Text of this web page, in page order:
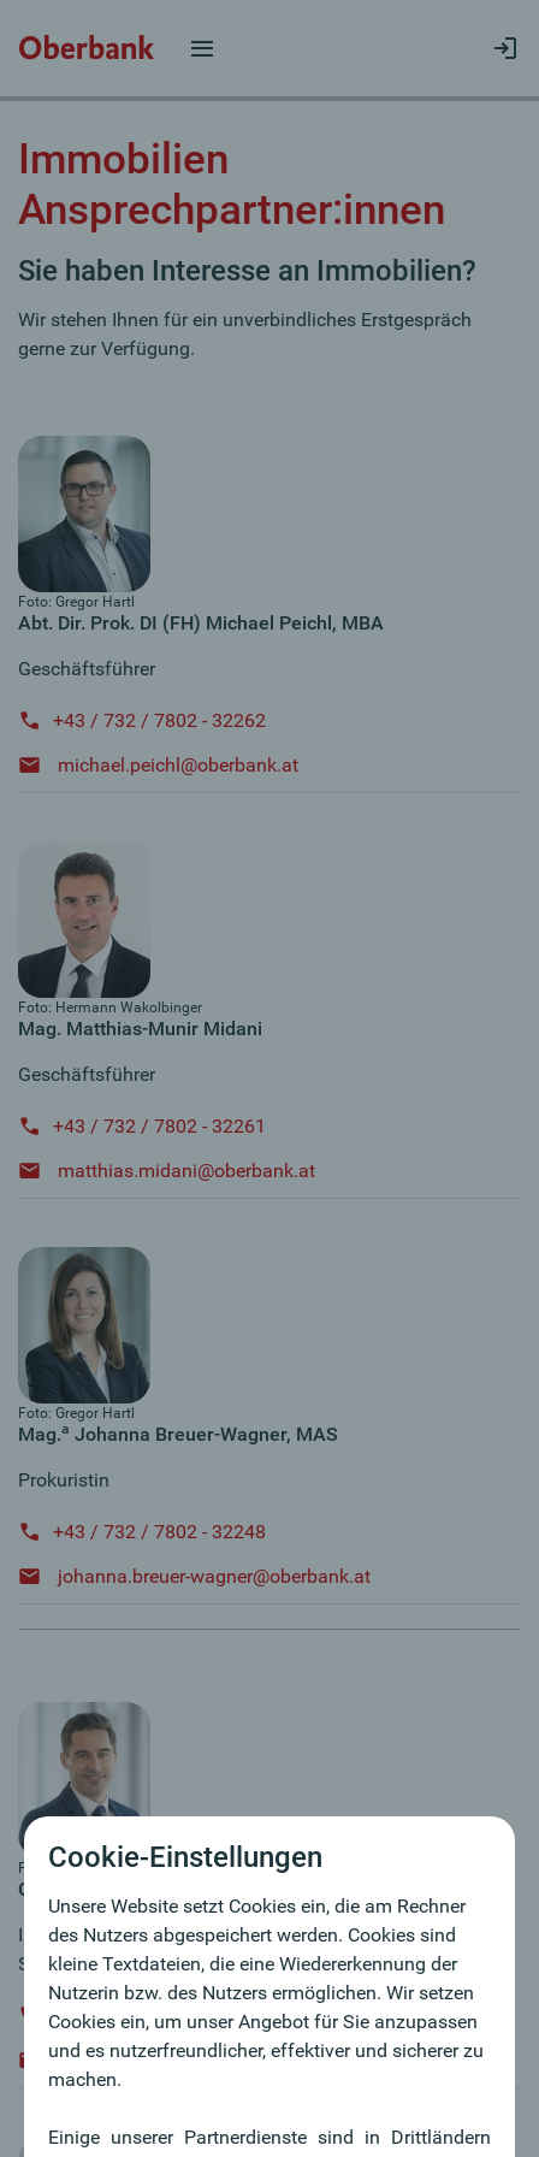
Immobilien
Ansprechpartner:innen
Sie haben Interesse an Immobilien?
Wir stehen Ihnen für ein unverbindliches Erstgespräch
gerne zur Verfügung.
Foto: Gregor Hartl
Abt. Dir. Prok. DI (FH) Michael Peichl, MBA
Geschäftsführer
+43 / 732 / 7802 - 32262
michael.peichl@oberbank.at
Foto: Hermann Wakolbinger
Mag. Matthias-Munir Midani
Geschäftsführer
+43 / 732 / 7802 - 32261
matthias.midani@oberbank.at
Foto: Gregor Hartl
Mag.a Johanna Breuer-Wagner, MAS
Prokuristin
+43 / 732 / 7802 - 32248
johanna.breuer-wagner@oberbank.at
Foto: Gregor Hartl
Gerald Gansterer
Immobilienmakler Linz Süd, Linz Land und
Steyr
+43 / 732 / 77 42 11 - 31 410
gerald.gansterer@oberbank.at
Cookie-Einstellungen
Unsere Website setzt Cookies ein, die am Rechner
des Nutzers abgespeichert werden. Cookies sind
kleine Textdateien, die eine Wiedererkennung der
Nutzerin bzw. des Nutzers ermöglichen. Wir setzen
Cookies ein, um unser Angebot für Sie anzupassen
und es nutzerfreundlicher, effektiver und sicherer zu
machen.
Einige unserer Partnerdienste sind in Drittländern